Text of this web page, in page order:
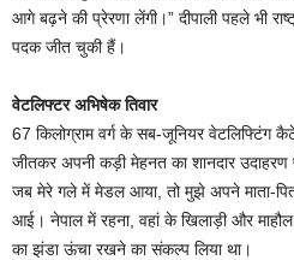
आगे बढ़ने की प्रेरणा लेंगी।” दीपाली पहले भी
पदक जीत चुकी हैं।
वेटलिफ्टर अभिषेक तिवार
67 किलोग्राम वर्ग के सब-जूनियर वेटलिफ्टिंग
जीतकर अपनी कड़ी मेहनत का शानदार
जब मेरे गले में मेडल आया, तो मुझे अपने माता-
आई। नेपाल में रहना, वहां के खिलाड़ी और
का झंडा ऊंचा रखने का संकल्प लिया था।